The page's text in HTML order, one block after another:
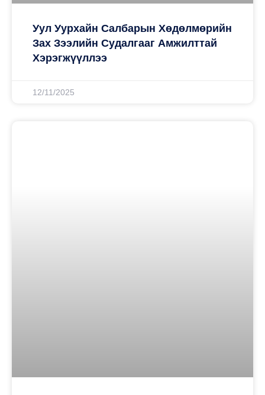
Уул Уурхайн Салбарын Хөдөлмөрийн
Зах Зээлийн Судалгааг Амжилттай
Хэрэгжүүллээ
12/11/2025